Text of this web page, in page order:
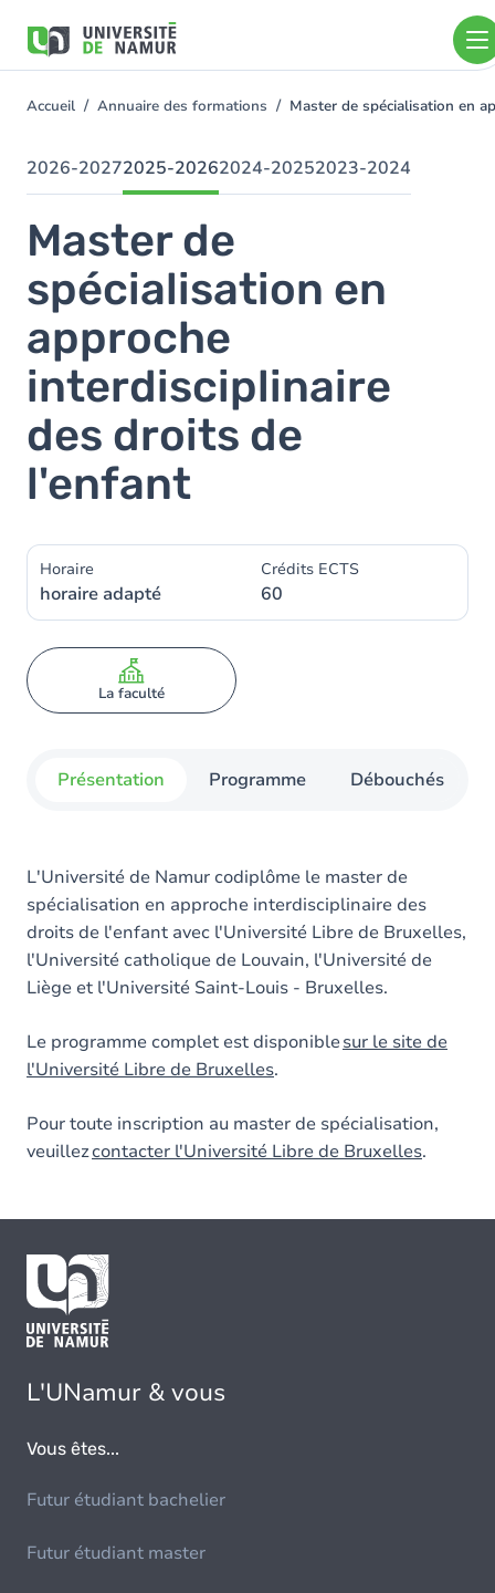
contenu
You
here
Accueil Annuaire des formations Master de spécialisation en
2026-20272025-20262024-20252023-2024
Master de
spécialisation en
approche
interdisciplinaire
des droits de
l'enfant
Horaire
horaire adapté
Crédits ECTS
60
La faculté
Présentation Programme Débouchés
L'Université de Namur codiplôme le master de
spécialisation en approche interdisciplinaire des
droits de l'enfant avec l'Université Libre de Bruxelles,
l'Université catholique de Louvain, l'Université de
Liège et l'Université Saint-Louis - Bruxelles.
Le programme complet est disponiblesur le site de
l'Université Libre de Bruxelles.
Pour toute inscription au master de spécialisation,
veuillezcontacter l'Université Libre de Bruxelles.
L'UNamur & vous
Vous êtes...
Futur étudiant bachelier
Futur étudiant master